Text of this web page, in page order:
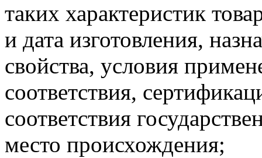
таких характеристик
и дата изготовления,
свойства, условия
соответствия,
соответствия
место происхождения;